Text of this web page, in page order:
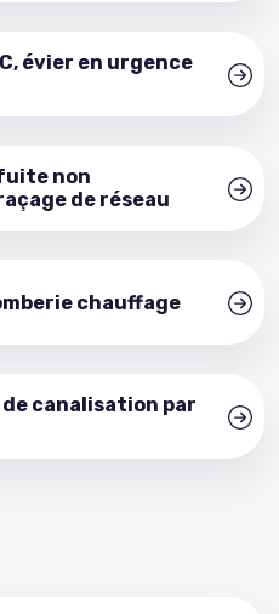
évier en urgence
non
de réseau
chauffage
canalisation par